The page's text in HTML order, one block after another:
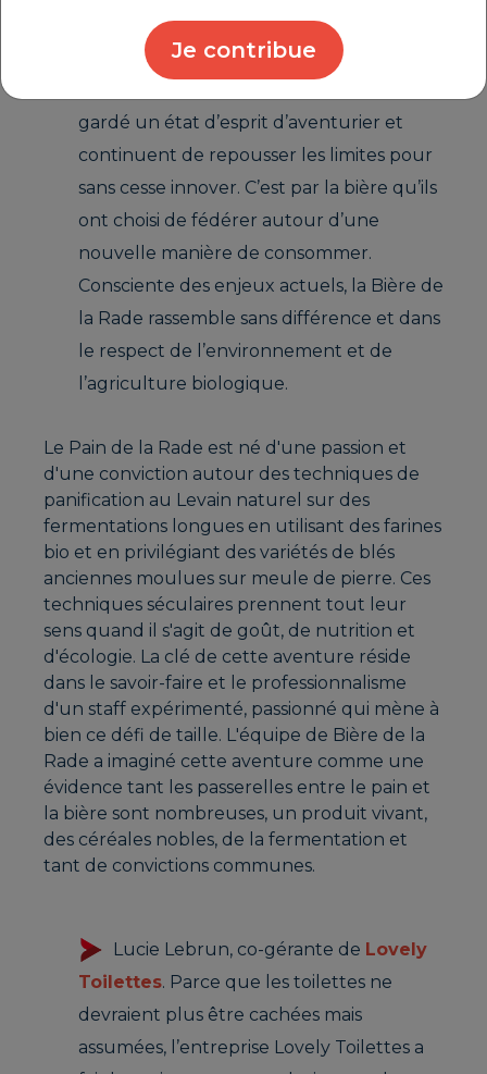
Je contribue
Toulon. Forts de leurs expériences
passées dans le milieu du spectacle, les
gardé un état d’esprit d’aventurier et
continuent de repousser les limites pour
sans cesse innover. C’est par la bière qu’ils
ont choisi de fédérer autour d’une
nouvelle manière de consommer.
Consciente des enjeux actuels, la Bière de
la Rade rassemble sans différence et dans
le respect de l’environnement et de
l’agriculture biologique.
Le Pain de la Rade est né d'une passion et
d'une conviction autour des techniques de
panification au Levain naturel sur des
fermentations longues en utilisant des farines
bio et en privilégiant des variétés de blés
anciennes moulues sur meule de pierre. Ces
techniques séculaires prennent tout leur
sens quand il s'agit de goût, de nutrition et
d'écologie. La clé de cette aventure réside
dans le savoir-faire et le professionnalisme
d'un staff expérimenté, passionné qui mène à
bien ce défi de taille. L'équipe de Bière de la
Rade a imaginé cette aventure comme une
évidence tant les passerelles entre le pain et
la bière sont nombreuses, un produit vivant,
des céréales nobles, de la fermentation et
tant de convictions communes.
Lucie Lebrun, co-gérante de Lovely
Toilettes. Parce que les toilettes ne
devraient plus être cachées mais
assumées, l’entreprise Lovely Toilettes a